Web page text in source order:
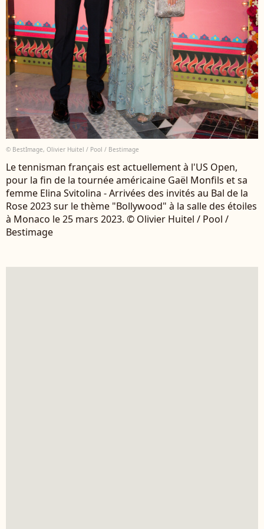
© BestImage, Olivier Huitel / Pool / Bestimage
Le tennisman français est actuellement à l'US Open,
pour la fin de la tournée américaine Gaël Monfils et sa
femme Elina Svitolina - Arrivées des invités au Bal de la
Rose 2023 sur le thème "Bollywood" à la salle des étoiles
à Monaco le 25 mars 2023. © Olivier Huitel / Pool /
Bestimage